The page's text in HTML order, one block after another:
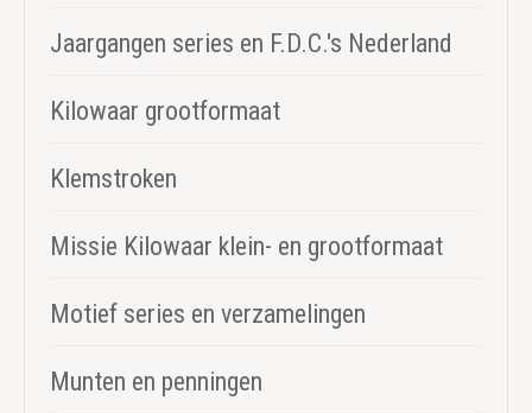
Jaargangen series en F.D.C.'s Nederland
Kilowaar grootformaat
Klemstroken
Missie Kilowaar klein- en grootformaat
Motief series en verzamelingen
Munten en penningen